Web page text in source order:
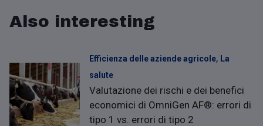
Also interesting
Efficienza delle aziende agricole, La
salute
Valutazione dei rischi e dei benefici
economici di OmniGen AF®: errori di
tipo 1 vs. errori di tipo 2